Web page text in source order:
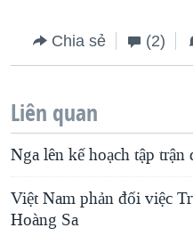
Chia sẻ (2)
Liên quan
Nga lên kế hoạch tập
Việt Nam phản đối việc
Hoàng Sa